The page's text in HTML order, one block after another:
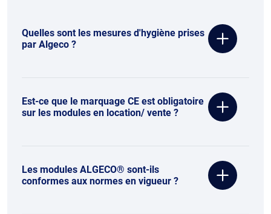
Quelles sont les mesures d'hygiène prises
par Algeco ?
Est-ce que le marquage CE est obligatoire
sur les modules en location/ vente ?
Les modules ALGECO® sont-ils
conformes aux normes en vigueur ?